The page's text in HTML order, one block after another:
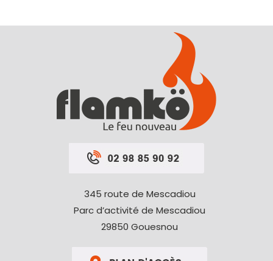
345 route de Mescadiou
Parc d’activité de Mescadiou
29850 Gouesnou